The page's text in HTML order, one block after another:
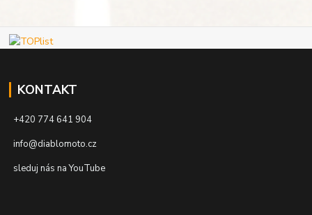
KONTAKT
+420 774 641 904
info@diablomoto.cz
sleduj nás na YouTube